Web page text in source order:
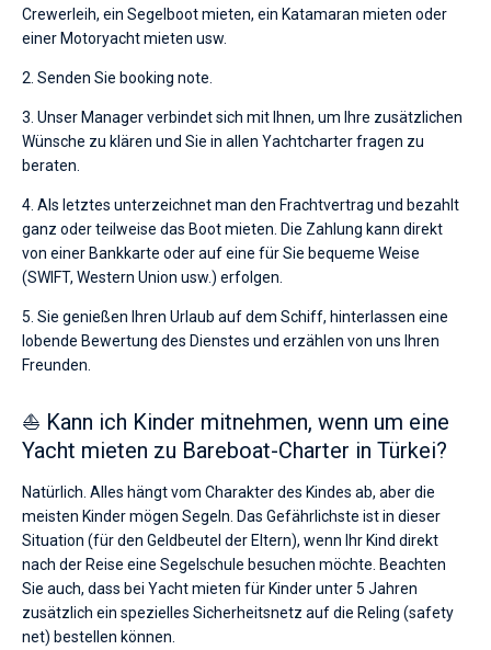
Crewerleih, ein Segelboot mieten, ein Katamaran mieten oder
einer Motoryacht mieten usw.
2. Senden Sie booking note.
3. Unser Manager verbindet sich mit Ihnen, um Ihre zusätzlichen
Wünsche zu klären und Sie in allen Yachtcharter fragen zu
beraten.
4. Als letztes unterzeichnet man den Frachtvertrag und bezahlt
ganz oder teilweise das Boot mieten. Die Zahlung kann direkt
von einer Bankkarte oder auf eine für Sie bequeme Weise
(SWIFT, Western Union usw.) erfolgen.
5. Sie genießen Ihren Urlaub auf dem Schiff, hinterlassen eine
lobende Bewertung des Dienstes und erzählen von uns Ihren
Freunden.
⛵ Kann ich Kinder mitnehmen, wenn um eine
Yacht mieten zu Bareboat-Charter in Türkei?
Natürlich. Alles hängt vom Charakter des Kindes ab, aber die
meisten Kinder mögen Segeln. Das Gefährlichste ist in dieser
Situation (für den Geldbeutel der Eltern), wenn Ihr Kind direkt
nach der Reise eine Segelschule besuchen möchte. Beachten
Sie auch, dass bei Yacht mieten für Kinder unter 5 Jahren
zusätzlich ein spezielles Sicherheitsnetz auf die Reling (safety
net) bestellen können.